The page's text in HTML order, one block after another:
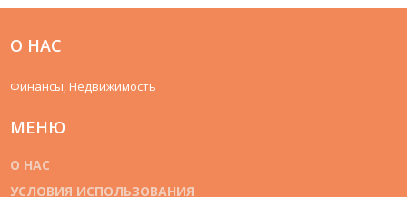
О НАС
Финансы, Недвижимость
МЕНЮ
О НАС
УСЛОВИЯ ИСПОЛЬЗОВАНИЯ